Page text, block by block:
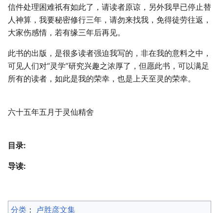
信件处理困难祇有如此了，请读者原谅，另外我早已停止替
人神算，我要秘密修行三年，请勿来找我，免得徒劳往返，
大家伤感情，若有缘三年后再见。
此书的出版，是很多读者强迫我写的，非在我的意料之中，
可见人们对“灵学”研究兴趣之浓厚了，但愿此书，可以满足
所有的读者，如此是我的荣幸，也是上天至灵的荣幸。
六十五年五月于灵仙精舍
目录:
导读:
分类 ：​ 卢胜彦文集